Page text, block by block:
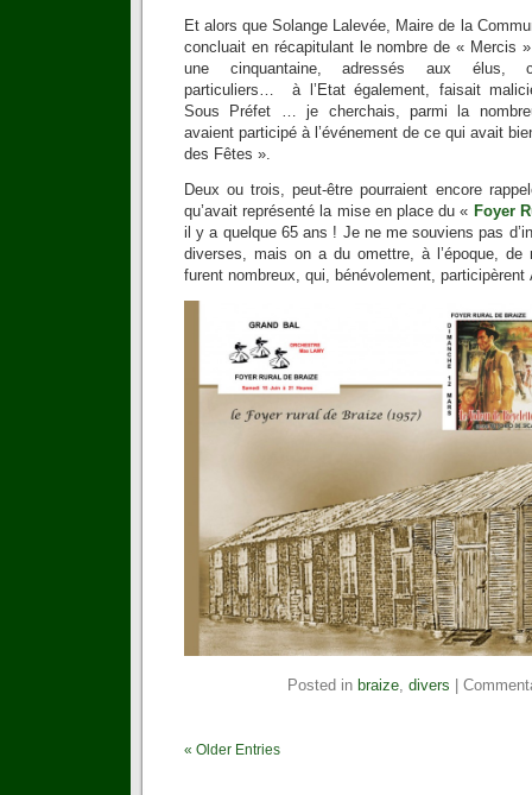
Et alors que Solange Lalevée, Maire de la
concluait en récapitulant le nombre de « Mercis
une cinquantaine, adressés aux élus,
particuliers… à l’Etat également, faisait
Sous Préfet … je cherchais, parmi la
avaient participé à l’événement de ce qui avait
des Fêtes ».
Deux ou trois, peut-être pourraient encore
qu’avait représenté la mise en place du « Foyer
il y a quelque 65 ans ! Je ne me souviens pas
diverses, mais on a du omettre, à l’époque,
furent nombreux, qui, bénévolement,
Posted in braize, divers
« Older Entries